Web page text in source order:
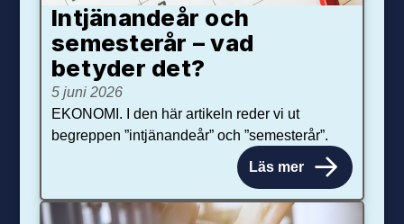
Intjänandeår och
semesterår – vad
betyder det?
5 juni 2026
EKONOMI. I den här artikeln reder vi ut
begreppen ”intjänandeår” och ”semesterår”.
Läs mer